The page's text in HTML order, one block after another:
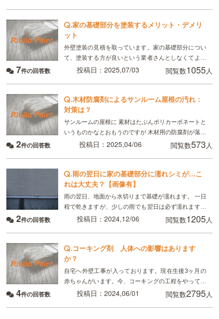
.家の基礎部分を塗装するメリット・デメリ
ット
外壁塗装の見積を取っています。家の基礎部分につい
て、塗装する方が良いという業者さんとしなくてよい
という業者さんがいて、どちらなのかわらずお伺いし
7件の回答数 投稿日：2025,07/03 閲覧数1055人
.木材防腐剤によるサンルーム屋根の汚れ：
対策は？
サンルームの屋根に 素材はたぶんポリカーボネートと
いうものかなとおもうのですが 木材用の防腐剤が落ち
てしまいました。 素人の考えで そのうち雨とかで落
2件の回答数 投稿日：2025,04/06 閲覧数573人
.雨の翌日に家の基礎部分に濡れシミが…こ
れは大丈夫？【画像有】
雨の翌日、地面から水切りまで基礎が濡れます。 一日
程で乾きますが、少しの雨でも翌日は必ず濡れます。
工務店に相談すると地面の湿気を吸っているだけで心
2件の回答数 投稿日：2024,12/06 閲覧数1205人
.コーキング剤 人体への影響はあります
か？
自宅へ外壁工事が入っております。現在生後3ヶ月の
赤ちゃんがいます。今、コーキングの工程をやってい
るそうなのですがコーキングに使用する溶剤は有機溶
4件の回答数 投稿日：2024,06/01 閲覧数2795人